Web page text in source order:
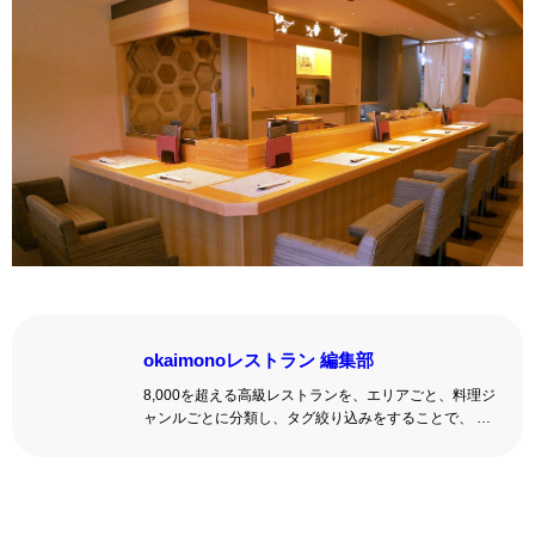
okaimonoレストラン 編集部
8,000を超える高級レストランを、エリアごと、料理ジ
ャンルごとに分類し、タグ絞り込みをすることで、 い